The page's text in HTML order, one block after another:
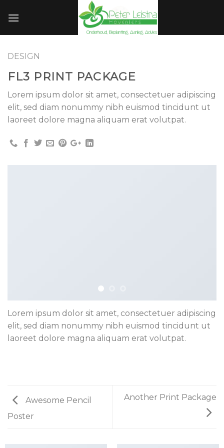
DESIGN
FL3 PRINT PACKAGE
Lorem ipsum dolor sit amet, consectetuer adipiscing
elit, sed diam nonummy nibh euismod tincidunt ut
laoreet dolore magna aliquam erat volutpat.
Lorem ipsum dolor sit amet, consectetuer adipiscing
elit, sed diam nonummy nibh euismod tincidunt ut
laoreet dolore magna aliquam erat volutpat.
Awesome Pencil
Poster
Another Print Package